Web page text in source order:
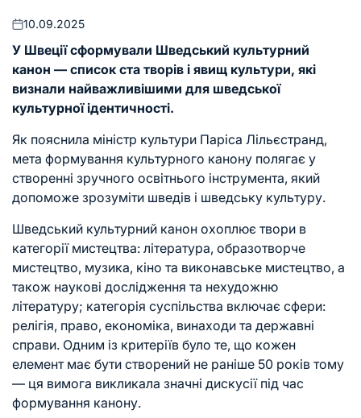
Оприлюднено
10.09.2025
У Швеції сформували Шведський культурний
канон — список ста творів і явищ культури, які
визнали найважливішими для шведської
культурної ідентичності.
Як пояснила міністр культури Паріса Лільєстранд,
мета формування культурного канону полягає у
створенні зручного освітнього інструмента, який
допоможе зрозуміти шведів і шведську культуру.
Шведський культурний канон охоплює твори в
категорії мистецтва: література, образотворче
мистецтво, музика, кіно та виконавське мистецтво, а
також наукові дослідження та нехудожню
літературу; категорія суспільства включає сфери:
релігія, право, економіка, винаходи та державні
справи. Одним із критеріїв було те, що кожен
елемент має бути створений не раніше 50 років тому
— ця вимога викликала значні дискусії під час
формування канону.